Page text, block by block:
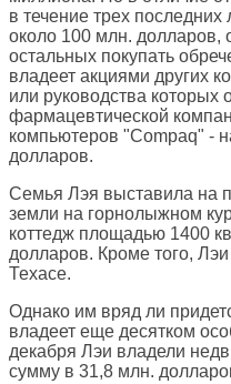
в течение трех
около 100 млн. долларов,
остальных покупать
владеет акциями других
или руководства которых
фармацевтической
компьютеров "Compaq" -
долларов.
Семья Лэя выставила на
земли на горнолыжном
коттедж площадью 1400
долларов. Кроме того,
Техасе.
Однако им вряд ли
владеет еще десятком
декабря Лэи владели
сумму в 31,8 млн.